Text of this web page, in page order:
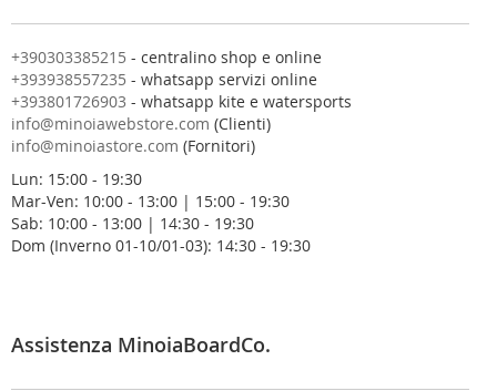
n
o
s
t
r
a
e
w
s
l
e
:
+390303385215 - centralino shop e online
+393938557235 - whatsapp servizi online
+393801726903 - whatsapp kite e watersports
info@minoiawebstore.com (Clienti)
info@minoiastore.com (Fornitori)
Lun: 15:00 - 19:30
Mar-Ven: 10:00 - 13:00 | 15:00 - 19:30
Sab: 10:00 - 13:00 | 14:30 - 19:30
Dom (Inverno 01-10/01-03): 14:30 - 19:30
Assistenza MinoiaBoardCo.